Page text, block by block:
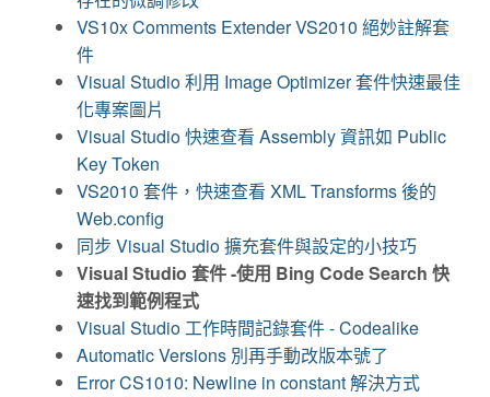
VS10x Comments Extender VS2010 絕妙註解套
件
Visual Studio 利用 Image Optimizer 套件快速最佳
化專案圖片
Visual Studio 快速查看 Assembly 資訊如 Public
Key Token
VS2010 套件，快速查看 XML Transforms 後的
Web.config
同步 Visual Studio 擴充套件與設定的小技巧
Visual Studio 套件 -使用 Bing Code Search 快
速找到範例程式
Visual Studio 工作時間記錄套件 - Codealike
Automatic Versions 別再手動改版本號了
Error CS1010: Newline in constant 解決方式